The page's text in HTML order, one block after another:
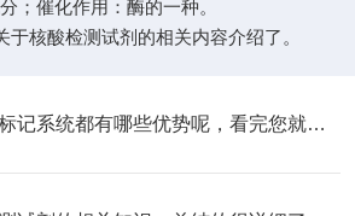
；催化作用：酶的一种。
核酸检测试剂的相关内容介绍了。
样品管标记系统都有哪些优势呢，看完您就知道了